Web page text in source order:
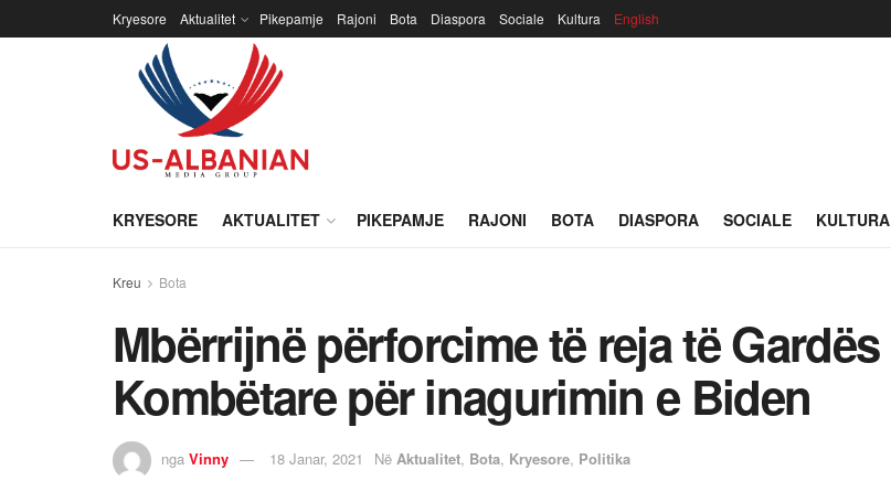
Kryesore Aktualitet Pikepamje Rajoni Bota Diaspora Sociale Kultura English
KRYESORE AKTUALITET PIKEPAMJE RAJONI BOTA DIASPORA SOCIALE KULTURA
Kreu Bota
Mbërrijnë përforcime të reja të Gardës
Kombëtare për inagurimin e Biden
nga Vinny 18 Janar, 2021 Në Aktualitet, Bota, Kryesore, Politika